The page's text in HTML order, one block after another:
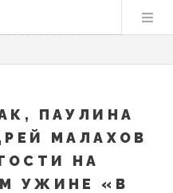
ПАУЛИНА
МАЛАХОВ
НА
УЖИНЕ «В